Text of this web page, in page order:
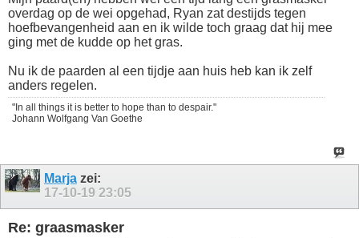
overdag op de wei opgehad, Ryan zat destijds tegen
hoefbevangenheid aan en ik wilde toch graag dat hij mee
ging met de kudde op het gras.
Nu ik de paarden al een tijdje aan huis heb kan ik zelf
anders regelen.
"In all things it is better to hope than to despair."
Johann Wolfgang Van Goethe
Marja zei:
17-10-19 23:05
Re: graasmasker